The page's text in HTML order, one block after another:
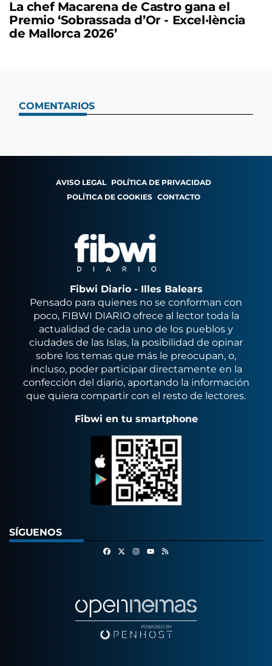
La chef Macarena de Castro gana el
Premio ‘Sobrassada d’Or - Excel·lència
de Mallorca 2026’
COMENTARIOS
AVISO LEGAL POLÍTICA DE PRIVACIDAD
POLÍTICA DE COOKIES CONTACTO
Fibwi Diario - Illes Balears
Pensado para quienes no se conforman con
poco, FIBWI DIARIO ofrece al lector toda la
actualidad de cada uno de los pueblos y
ciudades de las Islas, la posibilidad de opinar
sobre los temas que más le preocupan, o,
incluso, poder participar directamente en la
confección del diario, aportando la información
que quiera compartir con el resto de lectores.
Fibwi en tu smartphone
SÍGUENOS
FacebookInstagram